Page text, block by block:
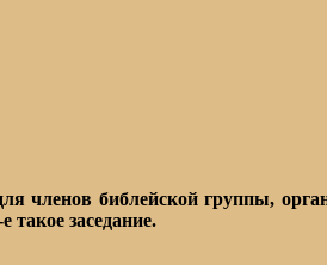
членов библейской группы,
такое заседание.